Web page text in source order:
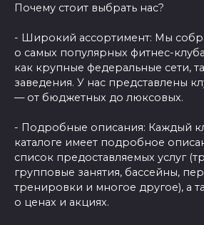
Почему стоит выбрать нас?
- Широкий ассортимент: Мы
о самых популярных фитнес-
как крупные федеральные сети,
заведения. У нас представлены
— от бюджетных до люксовых.
- Подробные описания: Каждый
каталоге имеет подробное
список предоставляемых услуг
групповые занятия, бассейны,
тренировки и многое другое), а
о ценах и акциях.